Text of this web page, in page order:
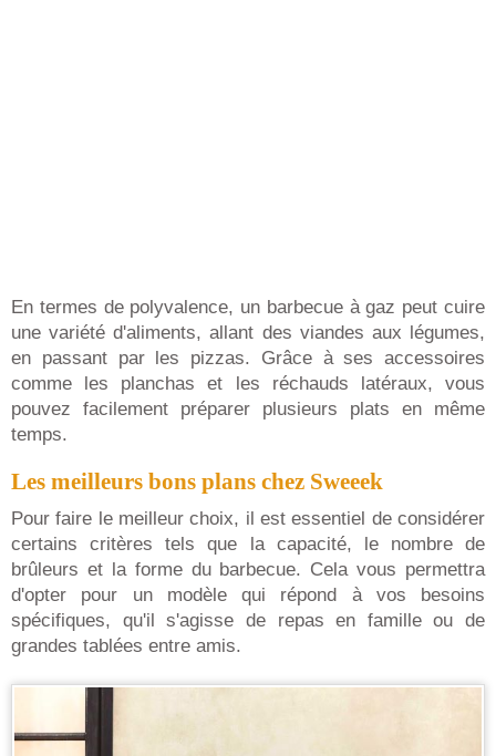
En termes de polyvalence, un barbecue à gaz peut cuire
une variété d'aliments, allant des viandes aux légumes,
en passant par les pizzas. Grâce à ses accessoires
comme les planchas et les réchauds latéraux, vous
pouvez facilement préparer plusieurs plats en même
temps.
Les meilleurs bons plans chez Sweeek
Pour faire le meilleur choix, il est essentiel de considérer
certains critères tels que la capacité, le nombre de
brûleurs et la forme du barbecue. Cela vous permettra
d'opter pour un modèle qui répond à vos besoins
spécifiques, qu'il s'agisse de repas en famille ou de
grandes tablées entre amis.